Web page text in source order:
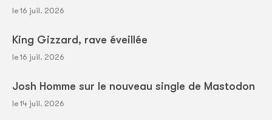
le 16 juil. 2026
King Gizzard, rave éveillée
le 16 juil. 2026
Josh Homme sur le nouveau single de Mastodon
le 14 juil. 2026